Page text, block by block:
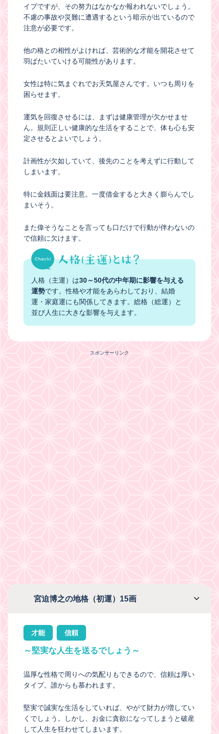
イプですが、その努力はなかなか報われないでしょう。
不慮の事故や災難に遭遇するという暗示が出ているので
注意が必要です。
他の格との相性がよければ、芸術的な才能を開花させて
羽ばたいていける可能性があります。
女性は特に気まぐれでお天気屋さんです。いつも周りを
困らせます。
運気を回復させるには、まずは健康管理が欠かせませ
ん。規則正しい健康的な生活をすることで、体も心も安
定させるとよいでしょう。
計画性が欠如していて、後先のことを考えずに行動して
しまいます。
特に金銭面は要注意。一度借金すると大きく膨らんでし
まいそう。
また偉そうなことを言っても口だけで行動が伴わないの
で信頼に欠けます。
人格（主運）は30～50代の中年期に影響を与える
運勢です。性格や才能をあらわしており、結婚
運・家庭運にも関係してきます。総格（総運）と
並び人生に大きな影響を与えます。
スポンサーリンク
宮迫博之の地格（初運）15画
才能 信頼
～堅実な人生を送るでしょう～
温厚な性格で周りへの気配りもできるので、信頼は厚い
タイプ。誰からも慕われます。
堅実で誠実な生活をしていれば、やがて財力が増してい
くでしょう。しかし、お金に貪欲になってしまうと破産
して人生を狂わせてしまいます。